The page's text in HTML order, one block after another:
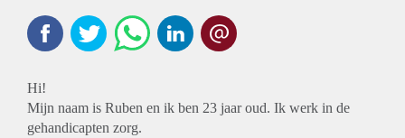
Hi!
Mijn naam is Ruben en ik ben 23 jaar oud. Ik werk in de
gehandicapten zorg.